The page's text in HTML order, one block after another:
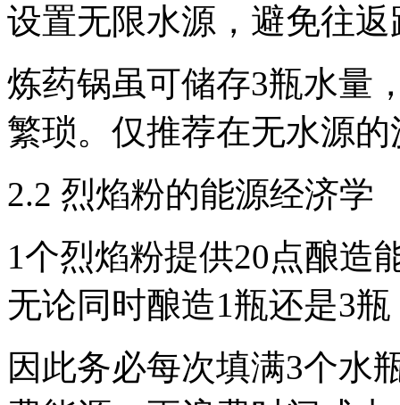
设置无限水源，避免往返
炼药锅虽可储存3瓶水量
繁琐。仅推荐在无水源
2.2 烈焰粉的能源经济学
1个烈焰粉提供20点酿造
无论同时酿造1瓶还是3
因此务必每次填满3个水